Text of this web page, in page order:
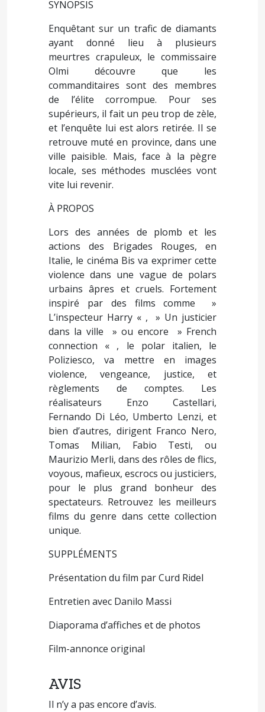
SYNOPSIS
Enquêtant sur un trafic de diamants
ayant donné lieu à plusieurs
meurtres crapuleux, le commissaire
Olmi découvre que les
commanditaires sont des membres
de l’élite corrompue. Pour ses
supérieurs, il fait un peu trop de zèle,
et l’enquête lui est alors retirée. Il se
retrouve muté en province, dans une
ville paisible. Mais, face à la pègre
locale, ses méthodes musclées vont
vite lui revenir.
À PROPOS
Lors des années de plomb et les
actions des Brigades Rouges, en
Italie, le cinéma Bis va exprimer cette
violence dans une vague de polars
urbains âpres et cruels. Fortement
inspiré par des films comme »
L’inspecteur Harry « , » Un justicier
dans la ville » ou encore » French
connection « , le polar italien, le
Poliziesco, va mettre en images
violence, vengeance, justice, et
règlements de comptes. Les
réalisateurs Enzo Castellari,
Fernando Di Léo, Umberto Lenzi, et
bien d’autres, dirigent Franco Nero,
Tomas Milian, Fabio Testi, ou
Maurizio Merli, dans des rôles de flics,
voyous, mafieux, escrocs ou justiciers,
pour le plus grand bonheur des
spectateurs. Retrouvez les meilleurs
films du genre dans cette collection
unique.
SUPPLÉMENTS
Présentation du film par Curd Ridel
Entretien avec Danilo Massi
Diaporama d’affiches et de photos
Film-annonce original
AVIS
Il n’y a pas encore d’avis.